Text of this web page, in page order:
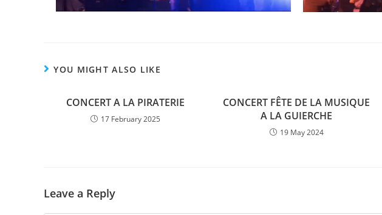
YOU MIGHT ALSO LIKE
CONCERT A LA PIRATERIE
17 February 2025
CONCERT FÊTE DE LA MUSIQUE
A LA GUIERCHE
19 May 2024
Leave a Reply